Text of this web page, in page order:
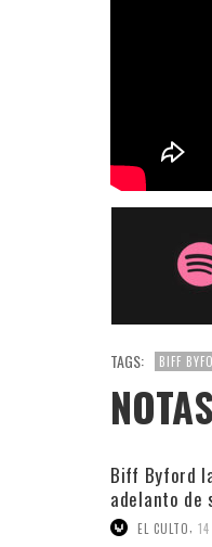
TAGS: BIFF
Biff Byford
adelanto de
en solitario
EL CULTO